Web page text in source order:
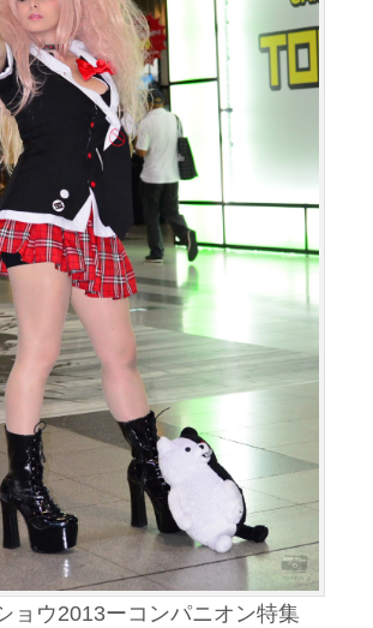
ョウ2013ーコンパニオン特集